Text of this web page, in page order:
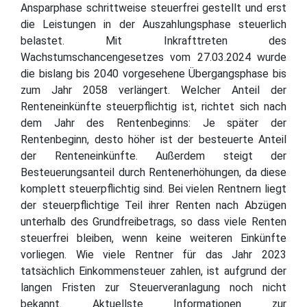
Ansparphase schrittweise steuerfrei gestellt und erst
die Leistungen in der Auszahlungsphase steuerlich
belastet. Mit Inkrafttreten des
Wachstumschancengesetzes vom 27.03.2024 wurde
die bislang bis 2040 vorgesehene Übergangsphase bis
zum Jahr 2058 verlängert. Welcher Anteil der
Renteneinkünfte steuerpflichtig ist, richtet sich nach
dem Jahr des Rentenbeginns: Je später der
Rentenbeginn, desto höher ist der besteuerte Anteil
der Renteneinkünfte. Außerdem steigt der
Besteuerungsanteil durch Rentenerhöhungen, da diese
komplett steuerpflichtig sind. Bei vielen Rentnern liegt
der steuerpflichtige Teil ihrer Renten nach Abzügen
unterhalb des Grundfreibetrags, so dass viele Renten
steuerfrei bleiben, wenn keine weiteren Einkünfte
vorliegen. Wie viele Rentner für das Jahr 2023
tatsächlich Einkommensteuer zahlen, ist aufgrund der
langen Fristen zur Steuerveranlagung noch nicht
bekannt. Aktuellste Informationen zur